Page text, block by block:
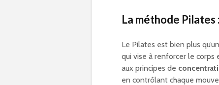
La méthode
Le Pilates est bien plus
qui vise à renforcer le corps
aux principes de
en contrôlant chaque